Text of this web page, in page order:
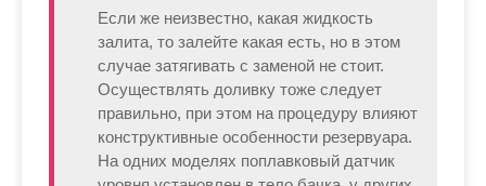
Если же неизвестно, какая жидкость
залита, то залейте какая есть, но в этом
случае затягивать с заменой не стоит.
Осуществлять доливку тоже следует
правильно, при этом на процедуру влияют
конструктивные особенности резервуара.
На одних моделях поплавковый датчик